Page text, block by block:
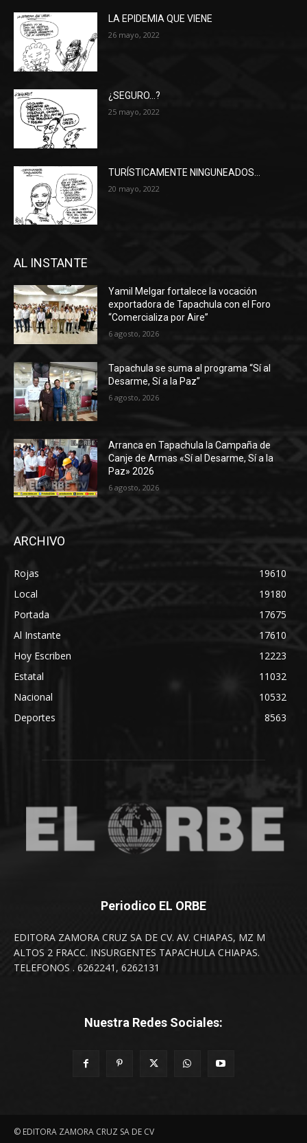
LA EPIDEMIA QUE VIENE
26 mayo, 2022
¿SEGURO…?
25 mayo, 2022
TURÍSTICAMENTE NINGUNEADOS…
20 mayo, 2022
AL INSTANTE
Yamil Melgar fortalece la vocación
exportadora de Tapachula con el Foro
“Comercializa por Aire”
6 agosto, 2026
Tapachula se suma al programa “Sí al
Desarme, Sí a la Paz”
6 agosto, 2026
Arranca en Tapachula la Campaña de
Canje de Armas «Sí al Desarme, Sí a la
Paz» 2026
6 agosto, 2026
ARCHIVO
Rojas
19610
Local
19180
Portada
17675
Al Instante
17610
Hoy Escriben
12223
Estatal
11032
Nacional
10532
Deportes
8563
Periodico EL ORBE
EDITORA ZAMORA CRUZ SA DE CV. AV. CHIAPAS, MZ M
ALTOS 2 FRACC. INSURGENTES TAPACHULA CHIAPAS.
TELEFONOS . 6262241, 6262131
Nuestra Redes Sociales:
© EDITORA ZAMORA CRUZ SA DE CV